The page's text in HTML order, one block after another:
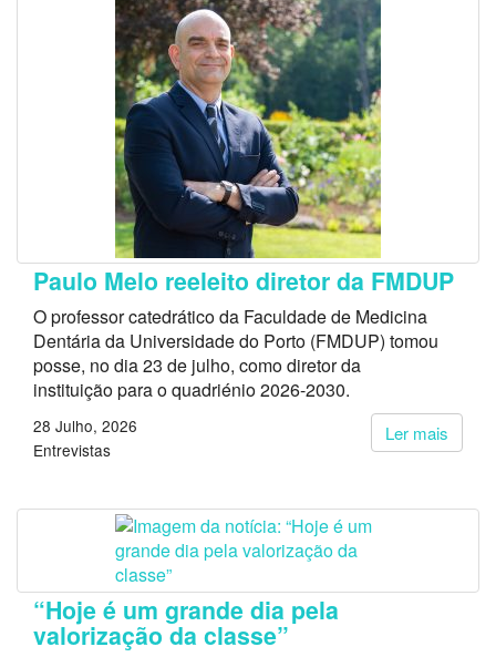
Paulo Melo reeleito diretor da FMDUP
O professor catedrático da Faculdade de Medicina
Dentária da Universidade do Porto (FMDUP) tomou
posse, no dia 23 de julho, como diretor da
instituição para o quadriénio 2026-2030.
Ler mais
28 Julho, 2026
Entrevistas
“Hoje é um grande dia pela
valorização da classe”